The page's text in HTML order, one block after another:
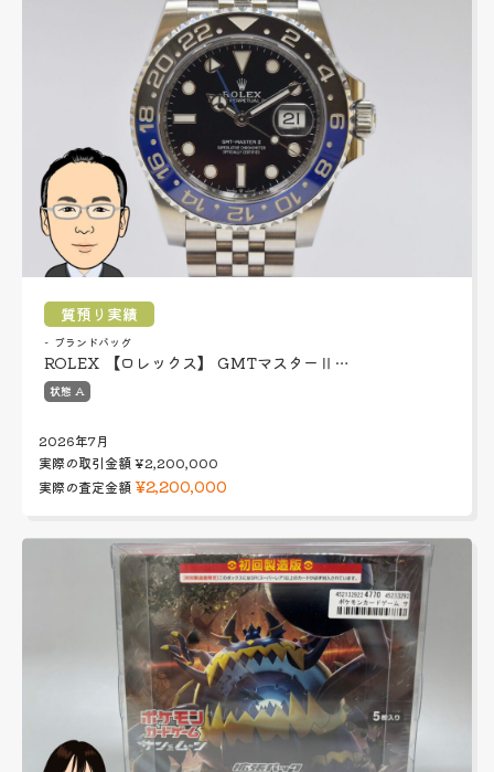
質預り実績
ブランドバッグ
ROLEX 【ロレックス】 GMTマスターⅡ…
状態 A
2026年7月
実際の取引金額¥2,200,000
実際の査定金額 ¥2,200,000